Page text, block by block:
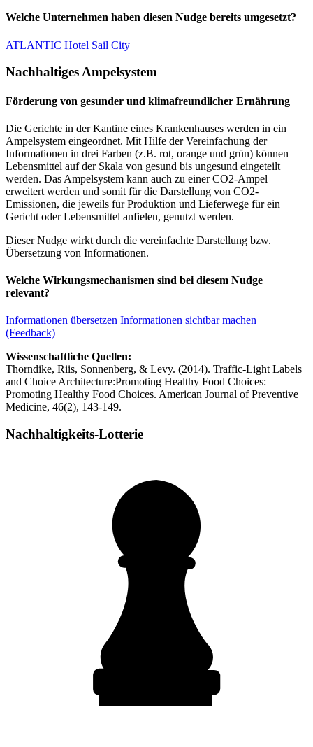
Welche Unternehmen haben diesen Nudge bereits umgesetzt?
ATLANTIC Hotel Sail City
Nachhaltiges Ampelsystem
Förderung von gesunder und klimafreundlicher Ernährung
Die Gerichte in der Kantine eines Krankenhauses werden in ein
Ampelsystem eingeordnet. Mit Hilfe der Vereinfachung der
Informationen in drei Farben (z.B. rot, orange und grün) können
Lebensmittel auf der Skala von gesund bis ungesund eingeteilt
werden. Das Ampelsystem kann auch zu einer CO2-Ampel
erweitert werden und somit für die Darstellung von CO2-
Emissionen, die jeweils für Produktion und Lieferwege für ein
Gericht oder Lebensmittel anfielen, genutzt werden.
Dieser Nudge wirkt durch die vereinfachte Darstellung bzw.
Übersetzung von Informationen.
Welche Wirkungsmechanismen sind bei diesem Nudge
relevant?
Informationen übersetzen Informationen sichtbar machen
(Feedback)
Wissenschaftliche Quellen:
Thorndike, Riis, Sonnenberg, & Levy. (2014). Traffic-Light Labels
and Choice Architecture:Promoting Healthy Food Choices:
Promoting Healthy Food Choices. American Journal of Preventive
Medicine, 46(2), 143-149.
Nachhaltigkeits-Lotterie